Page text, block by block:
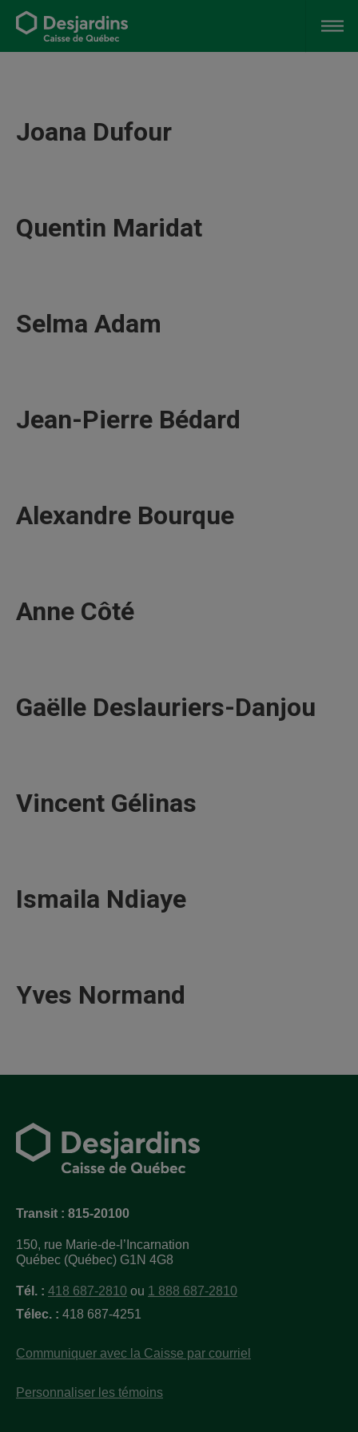
Joana Dufour
Quentin Maridat
Selma Adam
Jean-Pierre Bédard
Alexandre Bourque
Anne Côté
Gaëlle Deslauriers-Danjou
Vincent Gélinas
Ismaila Ndiaye
Yves Normand
Transit : 815-20100
150, rue Marie-de-l’Incarnation
Québec (Québec) G1N 4G8
Tél. : 418 687-2810 ou 1 888 687-2810
Télec. : 418 687-4251
Communiquer avec la Caisse par courriel
Personnaliser les témoins